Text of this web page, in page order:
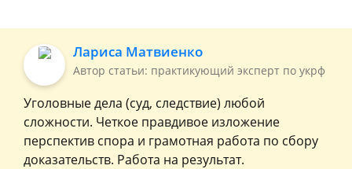
Лариса Матвиенко
Автор статьи: практикующий эксперт по укрф
Уголовные дела (суд, следствие) любой
сложности. Четкое правдивое изложение
перспектив спора и грамотная работа по сбору
доказательств. Работа на результат.